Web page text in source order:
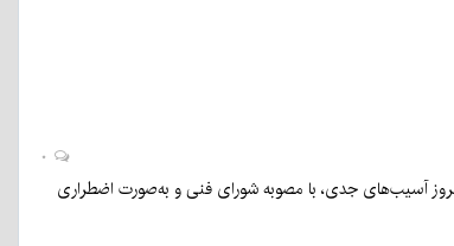
آسیب‌های جدی، با مصوبه شورای فنی و به‌صورت اضطراری